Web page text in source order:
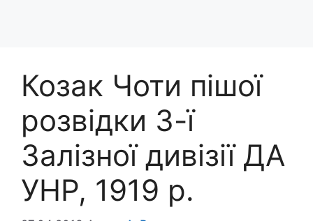
Козак Чоти пішої
розвідки 3-ї
Залізної дивізії ДА
УНР, 1919 р.